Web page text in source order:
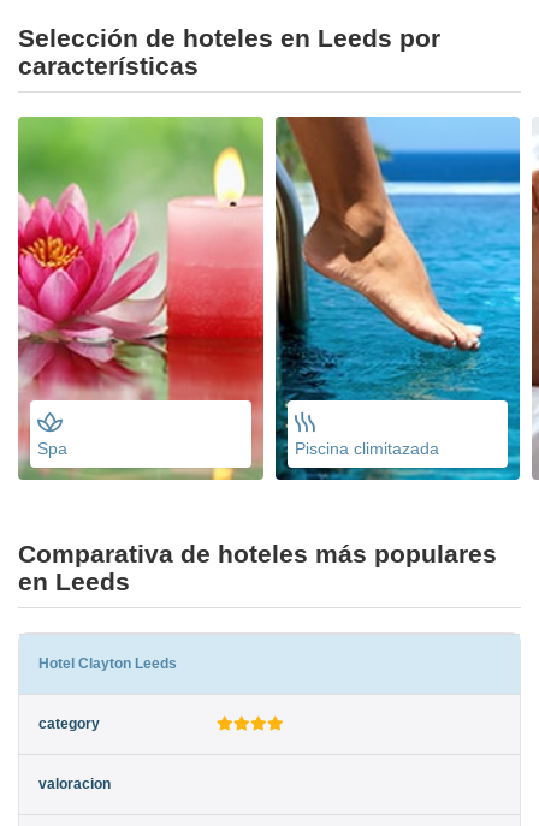
Selección de hoteles en Leeds por
características
Spa Piscina climitazada
Comparativa de hoteles más populares
en Leeds
Hotel Clayton Leeds